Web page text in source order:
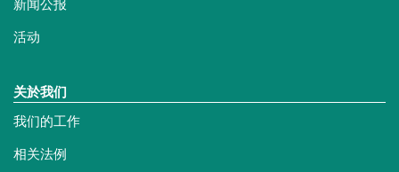
新闻公报
活动
关於我们
我们的工作
相关法例